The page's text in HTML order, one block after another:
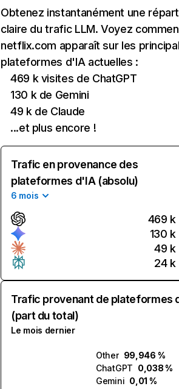
Obtenez instantanément une
claire du trafic LLM. Voyez
netflix.com apparaît sur les
plateformes d'IA actuelles :
469 k visites de ChatGPT
130 k de Gemini
49 k de Claude
...et plus encore !
Trafic en provenance des
plateformes d'IA (absolu)
6 mois
469 k
130 k
49 k
24 k
Trafic provenant de plateformes
(part du total)
Le mois dernier
Other 99,946 %
ChatGPT 0,038 %
Gemini 0,01 %